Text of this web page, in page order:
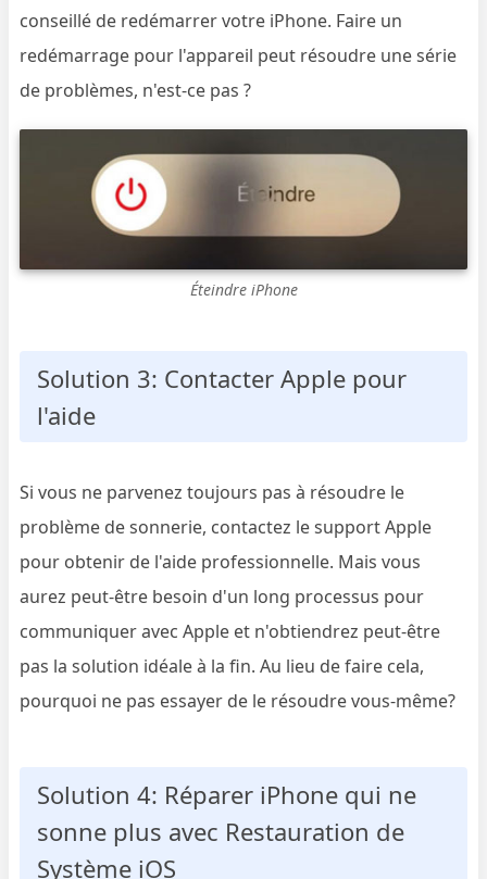
conseillé de redémarrer votre iPhone. Faire un
redémarrage pour l'appareil peut résoudre une série
de problèmes, n'est-ce pas ?
Éteindre iPhone
Solution 3: Contacter Apple pour
l'aide
Si vous ne parvenez toujours pas à résoudre le
problème de sonnerie, contactez le support Apple
pour obtenir de l'aide professionnelle. Mais vous
aurez peut-être besoin d'un long processus pour
communiquer avec Apple et n'obtiendrez peut-être
pas la solution idéale à la fin. Au lieu de faire cela,
pourquoi ne pas essayer de le résoudre vous-même?
Solution 4: Réparer iPhone qui ne
sonne plus avec Restauration de
Système iOS